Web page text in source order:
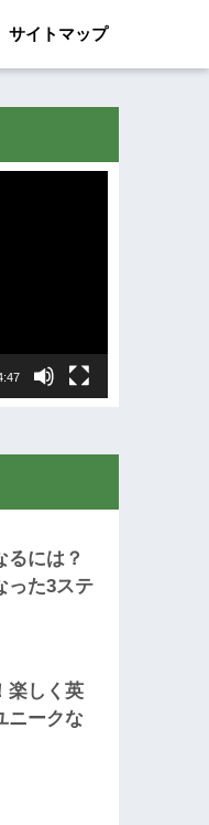
サイトマップ
るには？
った3ステ
楽しく英
ニークな